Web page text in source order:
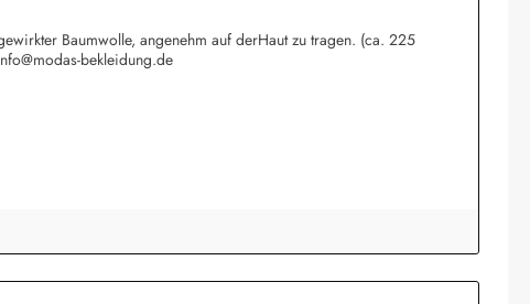
Baumwolle, angenehm auf derHaut zu tragen. (ca. 225
bekleidung.de